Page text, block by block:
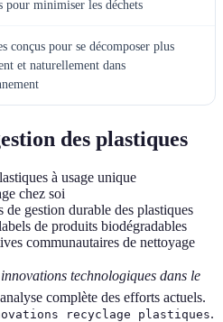
pour minimiser les déchets
conçus pour se décomposer plus
et naturellement dans
des plastiques
à usage unique
chez soi
gestion durable des plastiques
de produits biodégradables
communautaires de nettoyage
technologiques dans le
complète des efforts actuels.
recyclage plastiques.